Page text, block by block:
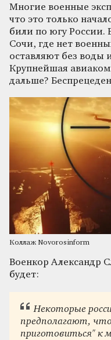
Многие военные
что это только
били по югу России.
Сочи, где нет
оставляют без воды
Крупнейшая
дальше?
Коллаж Novorosinform
Военкор Александр
будет:
Некоторые
предполагают,
приготовиться" к